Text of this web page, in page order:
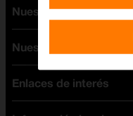
Nuestras tarifas
Tarifas Orange
Tarifas fibra y móvil
Tarifas móviles
Tarifas internet y fibra
Nuestros dispositivos
Ofertas en móviles
iPhone
Enlaces de interés